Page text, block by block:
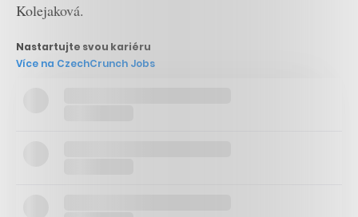
Kolejaková.
Nastartujte svou kariéru
Více na CzechCrunch Jobs